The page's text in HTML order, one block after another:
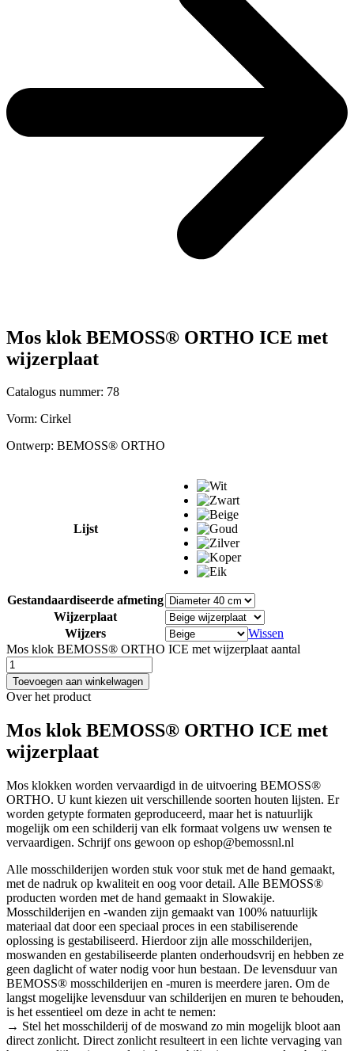
Mos klok BEMOSS® ORTHO ICE met
wijzerplaat
Catalogus nummer: 78
Vorm: Cirkel
Ontwerp: BEMOSS® ORTHO
Lijst
Gestandaardiseerde afmeting
Wijzerplaat
Wijzers
Wissen
Mos klok BEMOSS® ORTHO ICE met wijzerplaat aantal
Toevoegen aan winkelwagen
Over het product
Mos klok BEMOSS® ORTHO ICE met
wijzerplaat
Mos klokken worden vervaardigd in de uitvoering BEMOSS®
ORTHO. U kunt kiezen uit verschillende soorten houten lijsten. Er
worden getypte formaten geproduceerd, maar het is natuurlijk
mogelijk om een schilderij van elk formaat volgens uw wensen te
vervaardigen. Schrijf ons gewoon op eshop@bemossnl.nl
Alle mosschilderijen worden stuk voor stuk met de hand gemaakt,
met de nadruk op kwaliteit en oog voor detail. Alle BEMOSS®
producten worden met de hand gemaakt in Slowakije.
Mosschilderijen en -wanden zijn gemaakt van 100% natuurlijk
materiaal dat door een speciaal proces in een stabiliserende
oplossing is gestabiliseerd. Hierdoor zijn alle mosschilderijen,
moswanden en gestabiliseerde planten onderhoudsvrij en hebben ze
geen daglicht of water nodig voor hun bestaan. De levensduur van
BEMOSS® mosschilderijen en -muren is meerdere jaren. Om de
langst mogelijke levensduur van schilderijen en muren te behouden,
is het essentieel om deze in acht te nemen:
→ Stel het mosschilderij of de moswand zo min mogelijk bloot aan
direct zonlicht. Direct zonlicht resulteert in een lichte vervaging van